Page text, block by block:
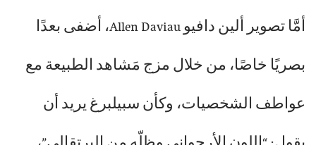
أمَّا تصوير ألين دافيو Allen Daviau، أضفى بعدًا
بصريًا خاصًا، من خلال مزج مَشاهد الطبيعة مع
عواطف الشخصيات، وكأن سبيلبرغ يريد أن